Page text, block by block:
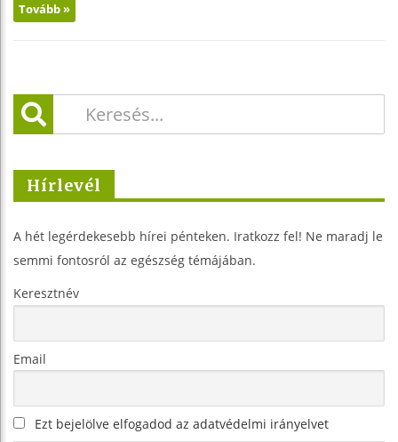
Tovább »
Hírlevél
A hét legérdekesebb hírei pénteken. Iratkozz fel! Ne maradj le
semmi fontosról az egészség témájában.
Keresztnév
Email
Ezt bejelölve elfogadod az adatvédelmi irányelvet